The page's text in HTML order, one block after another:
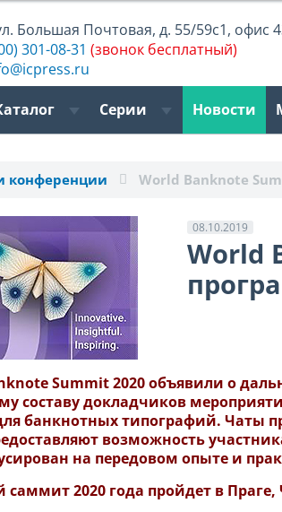
Большая Почтовая, д. 55/59с1, офис
301-08-31 (звонок бесплатный)
Серии Новости
конференции World Banknote
08.10.2019
World
Summit 2020 объявили о
составу докладчиков
банкнотных типографий. Чаты
возможность
на передовом опыте и
2020 года пройдет в Праге,